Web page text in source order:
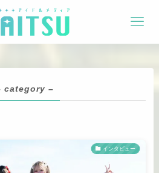
category –
インタビュー